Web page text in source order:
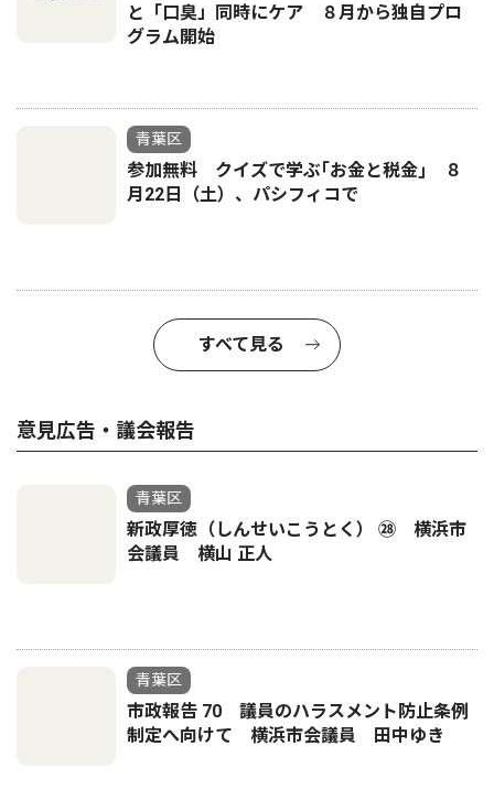
と「口臭」同時にケア ８月から独自プロ
グラム開始
青葉区
参加無料 クイズで学ぶ｢お金と税金｣ ８
月22日（土）、パシフィコで
すべて見る
意見広告・議会報告
青葉区
新政厚徳（しんせいこうとく） ㉘ 横浜市
会議員 横山 正人
青葉区
市政報告 70 議員のハラスメント防止条例
制定へ向けて 横浜市会議員 田中ゆき